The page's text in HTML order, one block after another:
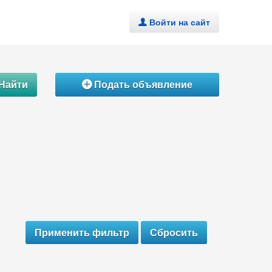
. Войти на сайт
ÁПодать объявление